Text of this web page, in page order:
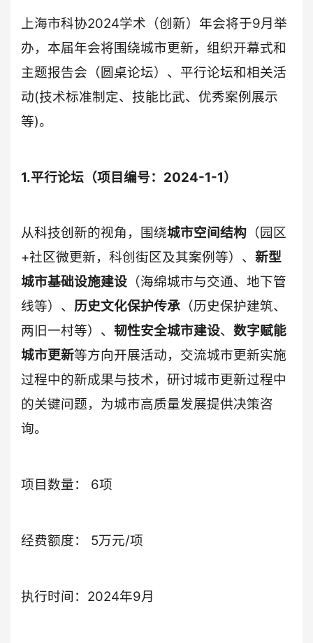
上海市科协2024学术（创新）年会将于9月举
办，本届年会将围绕城市更新，组织开幕式和
主题报告会（圆桌论坛）、平行论坛和相关活
动(技术标准制定、技能比武、优秀案例展示
等)。
1.平行论坛（项目编号：2024-1-1）
从科技创新的视角，围绕城市空间结构 （园区
+社区微更新，科创街区及其案例等）、 新型
城市基础设施建设 （海绵城市与交通、地下管
线等）、 历史文化保护传承 （历史保护建筑、
两旧一村等）、 韧性安全城市建设、 数字赋能
城市更新等方向开展活动，交流城市更新实施
过程中的新成果与技术，研讨城市更新过程中
的关键问题，为城市高质量发展提供决策咨
询。
项目数量： 6项
经费额度： 5万元/项
执行时间：2024年9月